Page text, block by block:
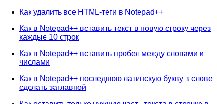
Как удалить все HTML-теги в Notepad++
Как в Notepad++ вставить текст в новую строку через
каждые 10 строк
Как в Notepad++ вставить пробел между словами и
числами
Как в Notepad++ последнюю латинскую букву в слове
сделать заглавной